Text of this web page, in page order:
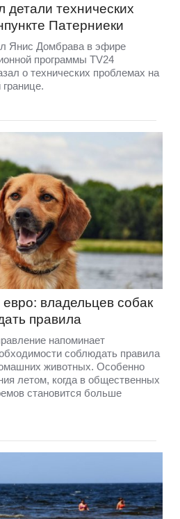
технических
Патерниеки
Янис Домбрава в эфире
программы TV24
о технических проблемах на
владельцев собак
правила
напоминает
соблюдать правила
животных. Особенно
летом, когда в общественных
становится больше